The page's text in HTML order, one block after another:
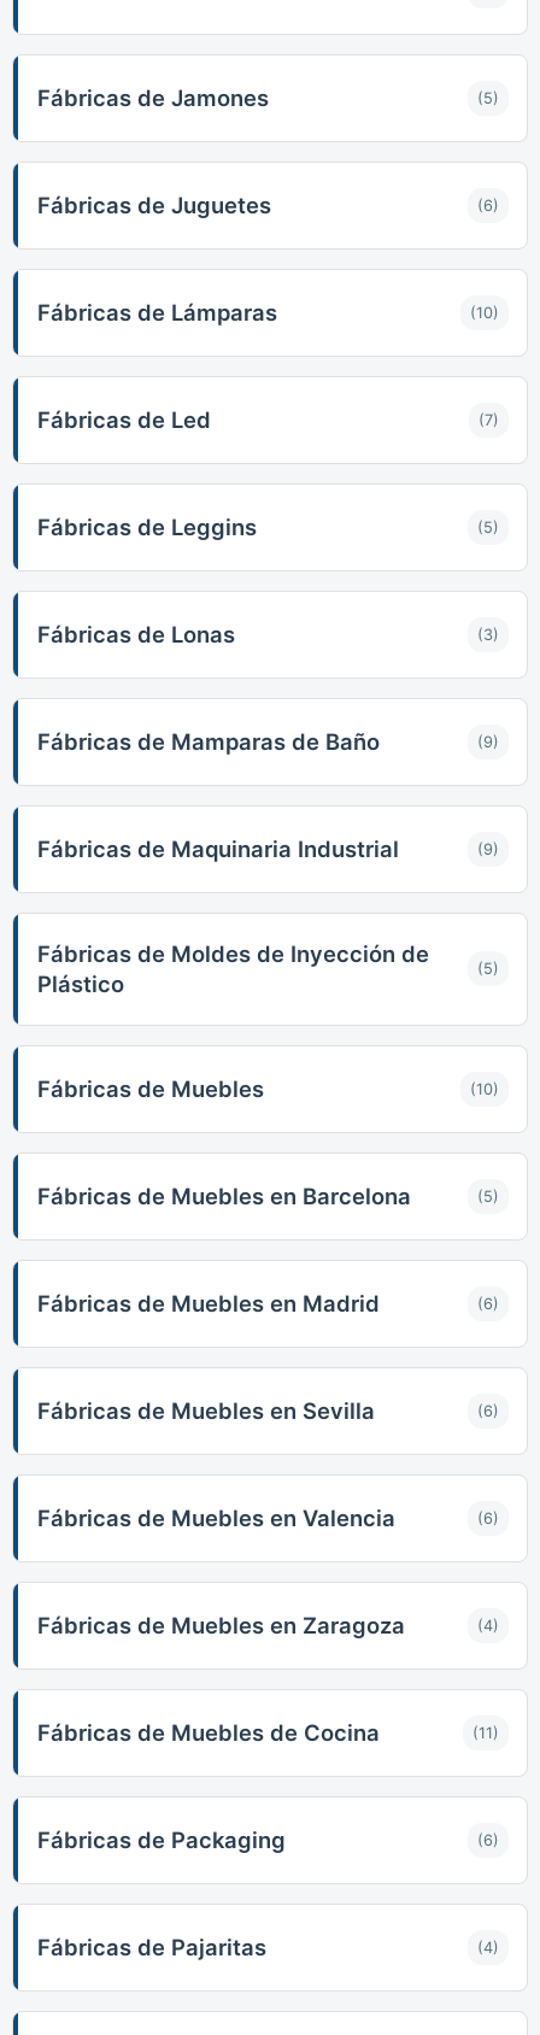
Fábricas de Jamones (5)
Fábricas de Juguetes (6)
Fábricas de Lámparas (10)
Fábricas de Led (7)
Fábricas de Leggins (5)
Fábricas de Lonas (3)
Fábricas de Mamparas de Baño (9)
Fábricas de Maquinaria Industrial (9)
Fábricas de Moldes de Inyección de
Plástico
(5)
Fábricas de Muebles (10)
Fábricas de Muebles en Barcelona (5)
Fábricas de Muebles en Madrid (6)
Fábricas de Muebles en Sevilla (6)
Fábricas de Muebles en Valencia (6)
Fábricas de Muebles en Zaragoza (4)
Fábricas de Muebles de Cocina (11)
Fábricas de Packaging (6)
Fábricas de Pajaritas (4)